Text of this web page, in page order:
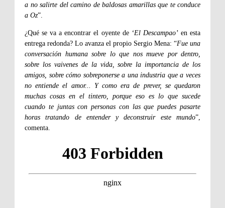
a no salirte del camino de baldosas amarillas que te conduce
a Oz”.
¿Qué se va a encontrar el oyente de ‘El Descampao’en esta
entrega redonda? Lo avanza el propio Sergio Mena: “Fue una
conversación humana sobre lo que nos mueve por dentro,
sobre los vaivenes de la vida, sobre la importancia de los
amigos, sobre cómo sobreponerse a una industria que a veces
no entiende el amor... Y como era de prever, se quedaron
muchas cosas en el tintero, porque eso es lo que sucede
cuando te juntas con personas con las que puedes pasarte
horas tratando de entender y deconstruir este mundo”,
comenta.